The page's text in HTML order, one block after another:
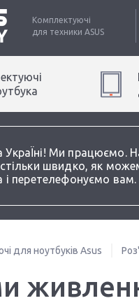
УкраЇні! Ми працюємо.
швидко, як
і перетелефонуємо вам.
Комплектуючі
для техники ASUS
а
для ноутбуків Asus